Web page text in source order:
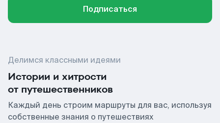
Подписаться
Делимся классными идеями
Истории и хитрости
от путешественников
Каждый день строим маршруты для вас, используя
собственные знания о путешествиях